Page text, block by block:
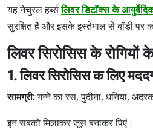
यह नेचुरल हर्ब्सलिवर डिटॉक्स के
सुरक्षित है और इसके इस्तेमाल से बॉडी पर
लिवर सिरोसिस के रोगियों
1. लिवर सिरोसिस क लिए
सामग्री:गन्ने का रस, पुदीना, धनिया,
इन सबको मिलाकर जूस बनाकर पिएं।